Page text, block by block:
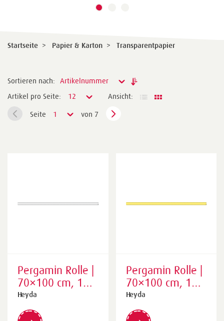
Startseite > Papier & Karton > Transparentpapier
Sortieren nach:
Artikelnummer
Artikel pro Seite:
12 Ansicht:
Seite 1 von 7
Pergamin Rolle |
70×100 cm, 100
cm, 42 g/m²,
weiß
Heyda
Pergamin Rolle |
70×100 cm, 100
cm, 42 g/m²,
hellgelb
Heyda